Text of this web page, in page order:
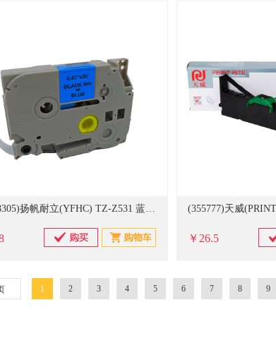
(20708305)扬帆耐立(YFHC) TZ-Z531 蓝底黑字12mm*8m 标签色带(单位：盒)
￥26.5
1 2 3 4 5 6 7 8 9